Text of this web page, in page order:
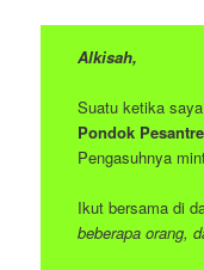
Alkisah,
Suatu ketika
Pondok
Pengasuhnya
Ikut bersama di
beberapa orang,